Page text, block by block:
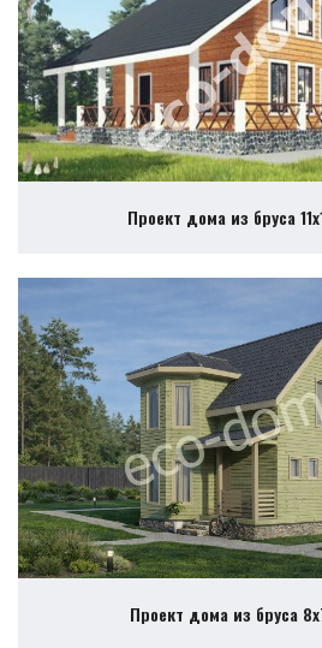
Проект дома из бруса
Проект дома из бруса